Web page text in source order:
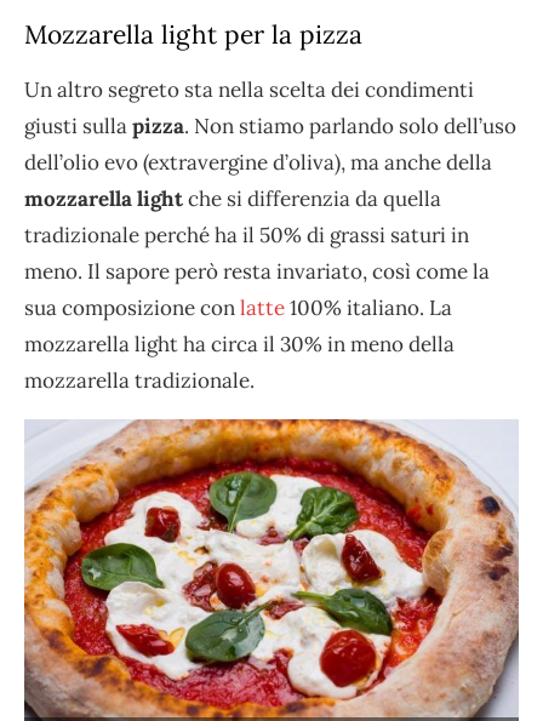
Mozzarella light per la pizza
Un altro segreto sta nella scelta dei condimenti
giusti sullapizza. Non stiamo parlando solo dell’uso
dell’olio evo (extravergine d’oliva), ma anche della
mozzarella lightche si differenzia da quella
tradizionale perché ha il 50% di grassi saturi in
meno. Il sapore però resta invariato, così come la
sua composizione conlatte100% italiano. La
mozzarella light ha circa il 30% in meno della
mozzarella tradizionale.